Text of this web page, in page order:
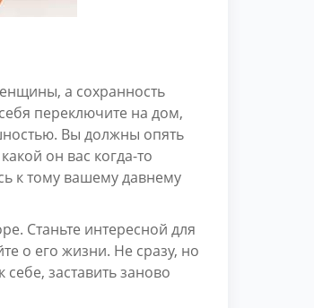
а сохранность
переключите на дом,
Вы должны опять
он вас когда-то
к тому вашему давнему
Станьте интересной для
о его жизни. Не сразу, но
заставить заново